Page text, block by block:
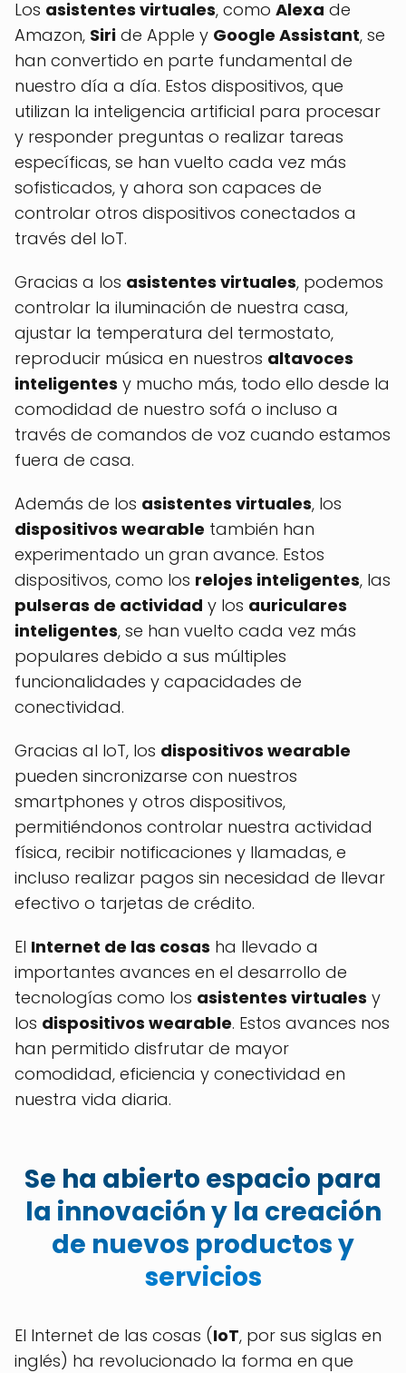
Los asistentes virtuales, como Alexa de
Amazon, Siri de Apple y Google Assistant, se
han convertido en parte fundamental de
nuestro día a día. Estos dispositivos, que
utilizan la inteligencia artificial para procesar
y responder preguntas o realizar tareas
específicas, se han vuelto cada vez más
sofisticados, y ahora son capaces de
controlar otros dispositivos conectados a
través del IoT.
Gracias a los asistentes virtuales, podemos
controlar la iluminación de nuestra casa,
ajustar la temperatura del termostato,
reproducir música en nuestros altavoces
inteligentes y mucho más, todo ello desde la
comodidad de nuestro sofá o incluso a
través de comandos de voz cuando estamos
fuera de casa.
Además de los asistentes virtuales, los
dispositivos wearable también han
experimentado un gran avance. Estos
dispositivos, como los relojes inteligentes, las
pulseras de actividad y los auriculares
inteligentes, se han vuelto cada vez más
populares debido a sus múltiples
funcionalidades y capacidades de
conectividad.
Gracias al IoT, los dispositivos wearable
pueden sincronizarse con nuestros
smartphones y otros dispositivos,
permitiéndonos controlar nuestra actividad
física, recibir notificaciones y llamadas, e
incluso realizar pagos sin necesidad de llevar
efectivo o tarjetas de crédito.
El Internet de las cosas ha llevado a
importantes avances en el desarrollo de
tecnologías como los asistentes virtuales y
los dispositivos wearable. Estos avances nos
han permitido disfrutar de mayor
comodidad, eficiencia y conectividad en
nuestra vida diaria.
Se ha abierto espacio para
la innovación y la creación
de nuevos productos y
servicios
El Internet de las cosas (IoT, por sus siglas en
inglés) ha revolucionado la forma en que